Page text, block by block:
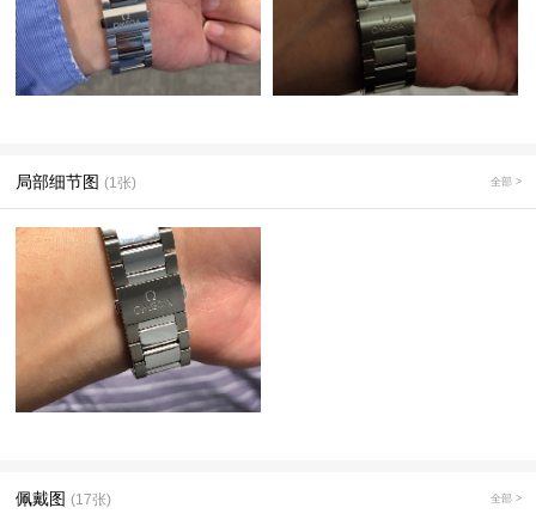
局部细节图 (1张) 全部 >
佩戴图 (17张) 全部 >